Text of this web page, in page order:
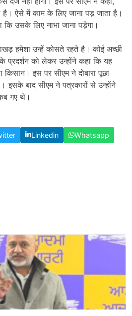
ऐसे में काम के लिए जाना पड़ जाता है।
उसके लिए नाभा जाना पडे़गा।
हमेशा उन्हें कोसते रहते है। कोई अच्छी
प्रदर्शन को लेकर उन्होंने कहा कि यह
इस पर सीएम ने दाेबारा पूछा
इसके बाद सीएम ने पत्रकारों से उन्होंने
गए थे।
Linkedin
Whatsapp